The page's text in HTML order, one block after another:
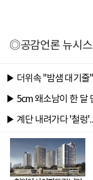
◎공감언론 뉴시스